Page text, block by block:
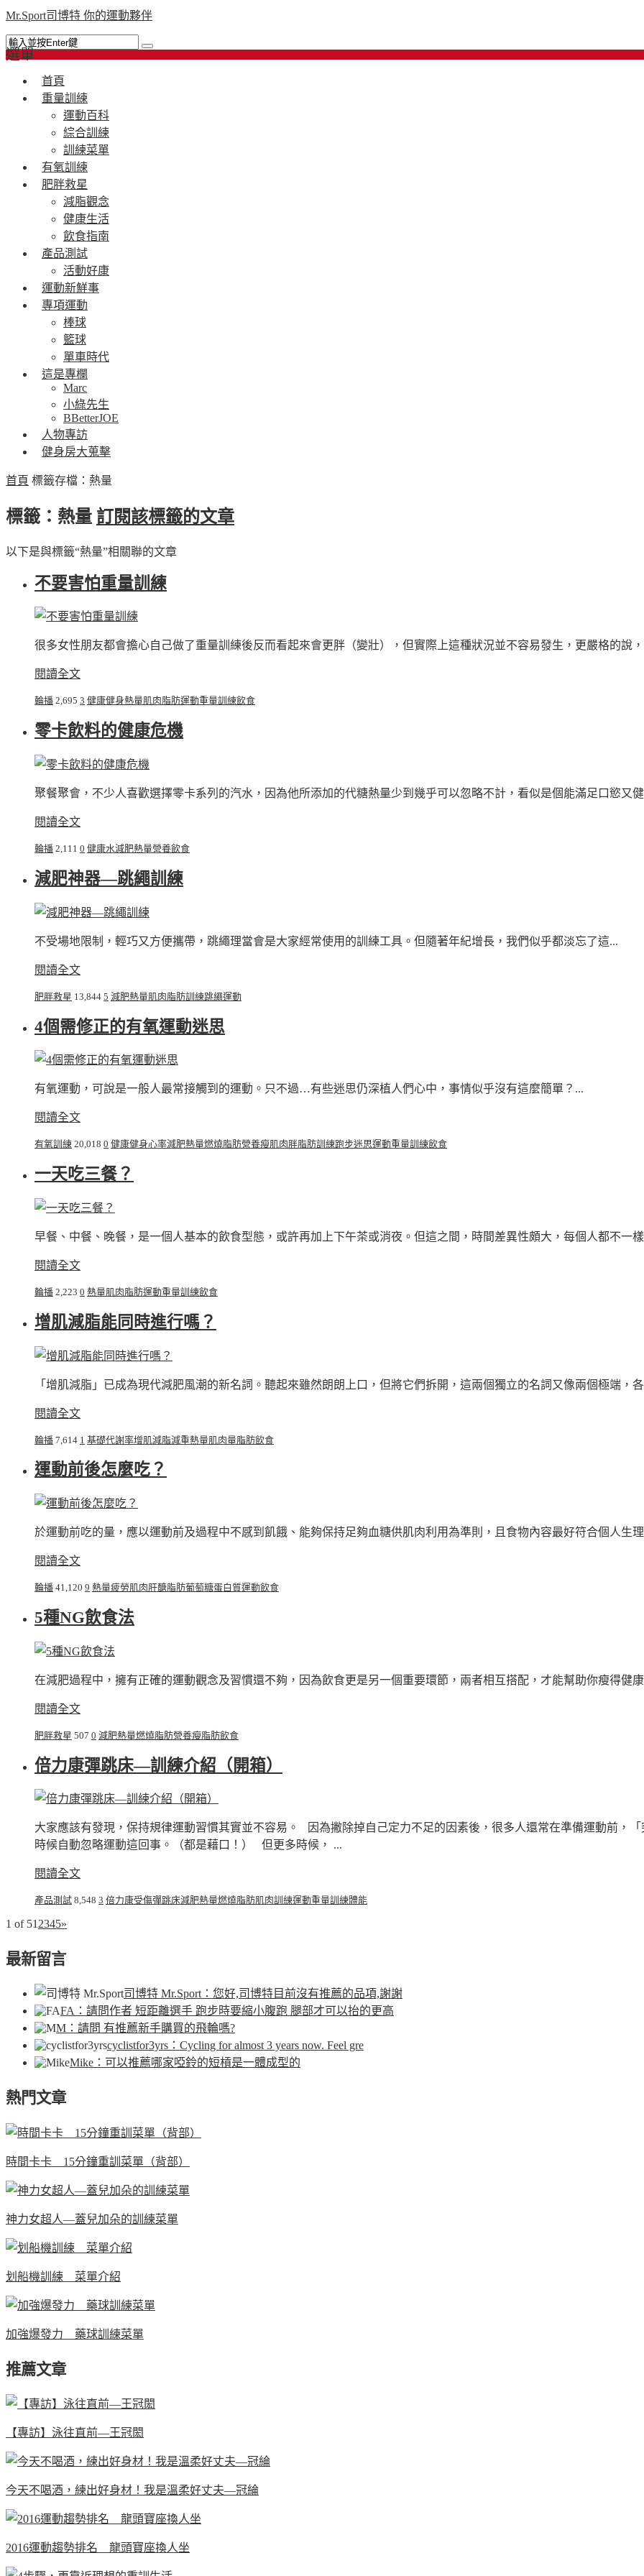
Mr.Sport司博特 你的運動夥伴
選單
首頁
重量訓練
運動百科
綜合訓練
訓練菜單
有氧訓練
肥胖救星
減脂觀念
健康生活
飲食指南
產品測試
活動好康
運動新鮮事
專項運動
棒球
籃球
單車時代
這是專欄
Marc
小綠先生
BBetterJOE
人物專訪
健身房大蒐擊
首頁 標籤存檔：熱量
標籤：熱量 訂閱該標籤的文章
以下是與標籤“熱量”相關聯的文章
不要害怕重量訓練
很多女性朋友都會擔心自己做了重量訓練後反而看起來會更胖（變壯），但實際上這種狀況並不容易發生，更嚴格的說
閱讀全文
輪播 2,695 3 健康健身熱量肌肉脂肪運動重量訓練飲食
零卡飲料的健康危機
聚餐聚會，不少人喜歡選擇零卡系列的汽水，因為他所添加的代糖熱量少到幾乎可以忽略不計，看似是個能滿足口慾又
閱讀全文
輪播 2,111 0 健康水減肥熱量營養飲食
減肥神器—跳繩訓練
不受場地限制，輕巧又方便攜帶，跳繩理當會是大家經常使用的訓練工具。但隨著年紀增長，我們似乎都淡忘了這...
閱讀全文
肥胖救星 13,844 5 減肥熱量肌肉脂肪訓練跳繩運動
4個需修正的有氧運動迷思
有氧運動，可說是一般人最常接觸到的運動。只不過…有些迷思仍深植人們心中，事情似乎沒有這麼簡單？...
閱讀全文
有氧訓練 20,018 0 健康健身心率減肥熱量燃燒脂肪營養瘦肌肉胖脂肪訓練跑步迷思運動重量訓練飲食
一天吃三餐？
早餐、中餐、晚餐，是一個人基本的飲食型態，或許再加上下午茶或消夜。但這之間，時間差異性頗大，每個人都不一
閱讀全文
輪播 2,223 0 熱量肌肉脂肪運動重量訓練飲食
增肌減脂能同時進行嗎？
「增肌減脂」已成為現代減肥風潮的新名詞。聽起來雖然朗朗上口，但將它們拆開，這兩個獨立的名詞又像兩個極端，
閱讀全文
輪播 7,614 1 基礎代謝率增肌減脂減重熱量肌肉量脂肪飲食
運動前後怎麼吃？
於運動前吃的量，應以運動前及過程中不感到飢餓、能夠保持足夠血糖供肌肉利用為準則，且食物內容最好符合個人生
閱讀全文
輪播 41,120 9 熱量疲勞肌肉肝醣脂肪葡萄糖蛋白質運動飲食
5種NG飲食法
在減肥過程中，擁有正確的運動觀念及習慣還不夠，因為飲食更是另一個重要環節，兩者相互搭配，才能幫助你瘦得健
閱讀全文
肥胖救星 507 0 減肥熱量燃燒脂肪營養瘦脂肪飲食
倍力康彈跳床—訓練介紹（開箱）
大家應該有發現，保持規律運動習慣其實並不容易。 因為撇除掉自己定力不足的因素後，很多人還常在準備運動前，
時候自動忽略運動這回事。（都是藉口！） 但更多時候， ...
閱讀全文
產品測試 8,548 3 倍力康受傷彈跳床減肥熱量燃燒脂肪肌肉訓練運動重量訓練體能
1 of 512345»
最新留言
司博特 Mr.Sport ：您好,司博特目前沒有推薦的品項,謝謝
FA ：請問作者 短距離選手 跑步時要縮小腹跑 腿部才可以抬的更高
M ：請問 有推薦新手購買的飛輪嗎?
cyclistfor3yrs ：Cycling for almost 3 years now. Feel gre
Mike ：可以推薦哪家啞鈴的短槓是一體成型的
熱門文章
時間卡卡 15分鐘重訓菜單（背部）
神力女超人—蓋兒加朵的訓練菜單
划船機訓練 菜單介紹
加強爆發力 藥球訓練菜單
推薦文章
【專訪】泳往直前—王冠閎
今天不喝酒，練出好身材！我是溫柔好丈夫—冠綸
2016運動趨勢排名 龍頭寶座換人坐